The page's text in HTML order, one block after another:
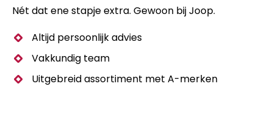
Nét dat ene stapje extra. Gewoon bij Joop.
Altijd persoonlijk advies
Vakkundig team
Uitgebreid assortiment met A-merken